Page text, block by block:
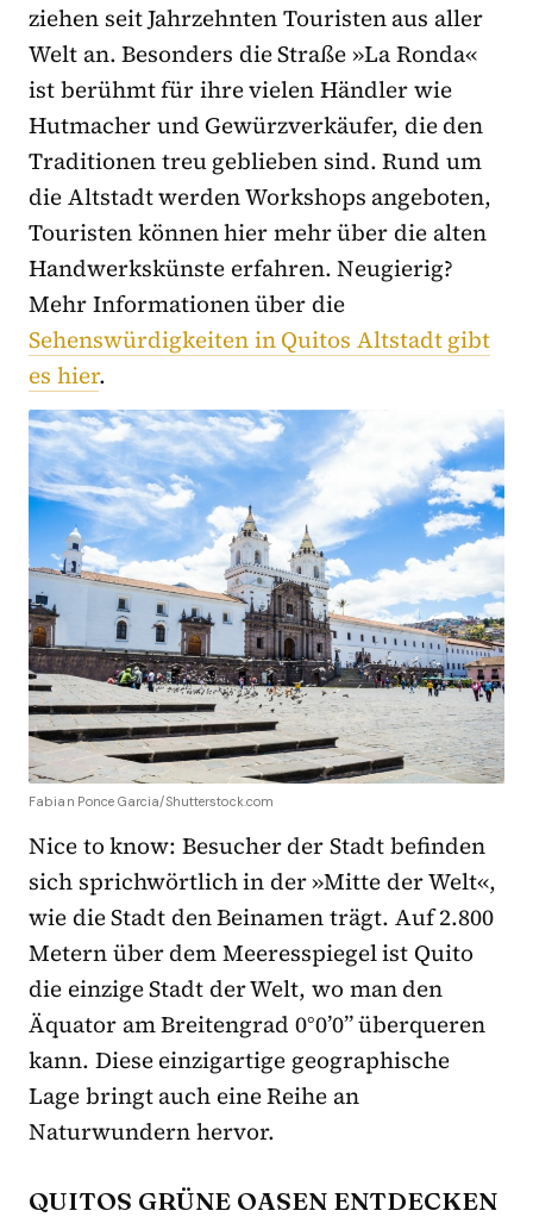
ziehen seit Jahrzehnten Touristen aus aller
Welt an. Besonders die Straße »La Ronda«
ist berühmt für ihre vielen Händler wie
Hutmacher und Gewürzverkäufer, die den
Traditionen treu geblieben sind. Rund um
die Altstadt werden Workshops angeboten,
Touristen können hier mehr über die alten
Handwerkskünste erfahren. Neugierig?
Mehr Informationen über die
Sehenswürdigkeiten in Quitos Altstadt gibt
es hier.
Fabian Ponce Garcia/Shutterstock.com
Nice to know: Besucher der Stadt befinden
sich sprichwörtlich in der »Mitte der Welt«,
wie die Stadt den Beinamen trägt. Auf 2.800
Metern über dem Meeresspiegel ist Quito
die einzige Stadt der Welt, wo man den
Äquator am Breitengrad 0°0’0’’ überqueren
kann. Diese einzigartige geographische
Lage bringt auch eine Reihe an
Naturwundern hervor.
QUITOS GRÜNE OASEN ENTDECKEN